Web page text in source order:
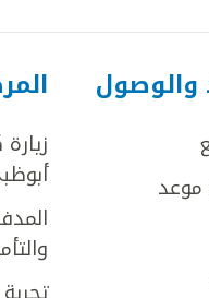
والوصول